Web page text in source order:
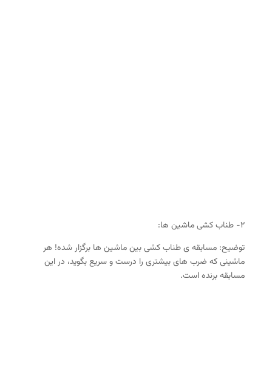
۲- طناب کشی ماشین ها:
توضیح: مسابقه ی طناب کشی بین ماشین ها برگزار شده! هر
ماشینی که ضرب های بیشتری را درست و سریع بگوید، در این
مسابقه برنده است.